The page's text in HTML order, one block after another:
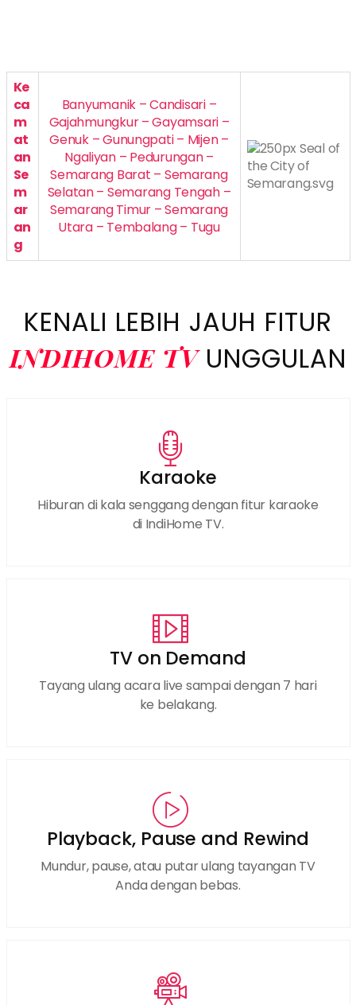
Ke
ca
m
at
an
Se
m
ar
an
g
Banyumanik – Candisari –
Gajahmungkur – Gayamsari –
Genuk – Gunungpati – Mijen –
Ngaliyan – Pedurungan –
Semarang Barat – Semarang
Selatan – Semarang Tengah –
Semarang Timur – Semarang
Utara – Tembalang – Tugu
KENALI LEBIH JAUH FITUR
INDIHOME TVUNGGULAN
Karaoke
Hiburan di kala senggang dengan fitur karaoke
di IndiHome TV.
TV on Demand
Tayang ulang acara live sampai dengan 7 hari
ke belakang.
Playback, Pause and Rewind
Mundur, pause, atau putar ulang tayangan TV
Anda dengan bebas.